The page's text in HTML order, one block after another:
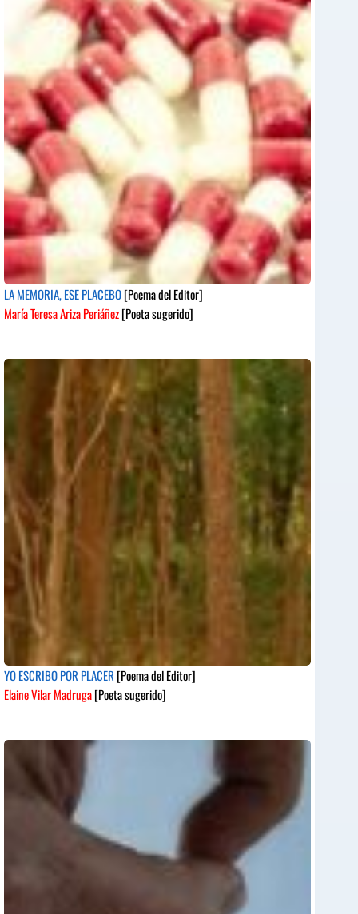
LA MEMORIA, ESE PLACEBO[Poema del Editor]
María Teresa Ariza Periáñez[Poeta sugerido]
YO ESCRIBO POR PLACER [Poema del Editor]
Elaine Vilar Madruga[Poeta sugerido]